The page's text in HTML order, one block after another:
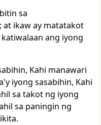
sa
at ikaw ay matatakot
ang iyong
Kahi manawari
iyong sasabihin, Kahi
sa takot ng iyong
sa paningin ng